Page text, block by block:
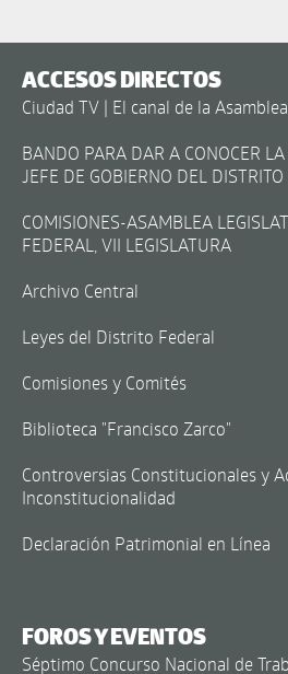
ACCESOS DIRECTOS
Ciudad TV | El canal de la Asamblea
BANDO PARA DAR A CONOCER
JEFE DE GOBIERNO DEL
COMISIONES-ASAMBLEA
FEDERAL, VII LEGISLATURA
Archivo Central
Leyes del Distrito Federal
Comisiones y Comités
Biblioteca "Francisco Zarco"
Controversias Constitucionales y
Inconstitucionalidad
Declaración Patrimonial en Línea
FOROS Y EVENTOS
Séptimo Concurso Nacional de